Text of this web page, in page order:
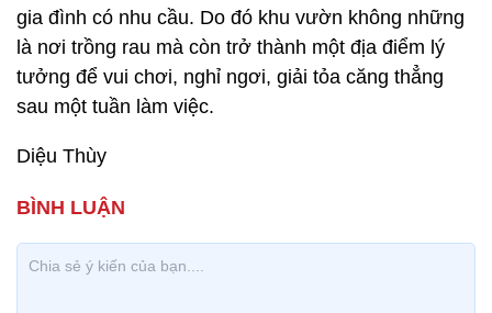
gia đình có nhu cầu. Do đó khu vườn không những
là nơi trồng rau mà còn trở thành một địa điểm lý
tưởng để vui chơi, nghỉ ngơi, giải tỏa căng thẳng
sau một tuần làm việc.
Diệu Thùy